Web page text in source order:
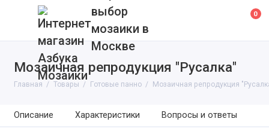
выбор
мозаики в
Москве
0
Мозаичная репродукция "Русалка"
Главная Товары Готовые панно Мозаичная репродукция
Описание Характеристики Вопросы и ответы